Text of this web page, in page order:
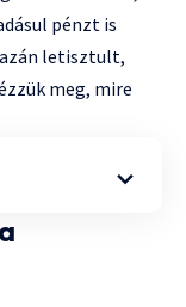
pénzt is
letisztult,
meg, mire